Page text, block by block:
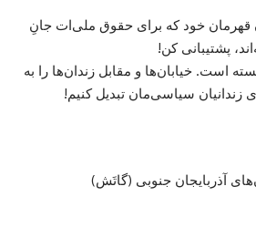
قهرمان خود که برای حقوق ملی‌ات جانِ
پشتیبانی کن!
است. خیابان‌ها و مقابل زندان‌ها را به
زندانیان سیاسی‌مان تبدیل کنیم!
آذربایجان جنوبی (گاتَش)